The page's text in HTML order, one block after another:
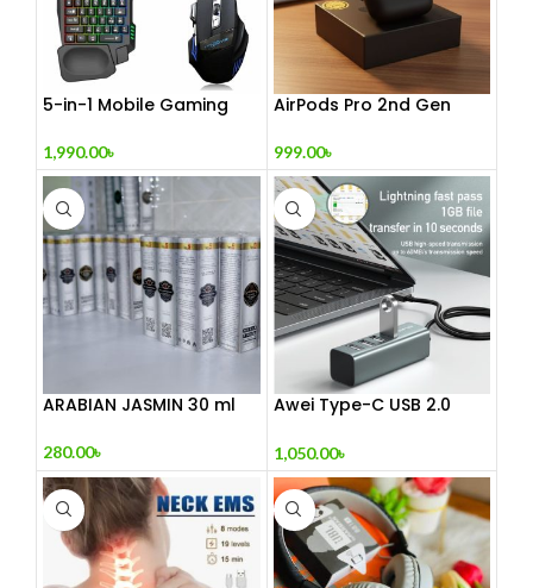
5-in-1 Mobile Gaming
1,990.00৳
AirPods Pro 2nd Gen
999.00৳
ARABIAN JASMIN 30 ml
280.00৳
Awei Type-C USB 2.0
1,050.00৳